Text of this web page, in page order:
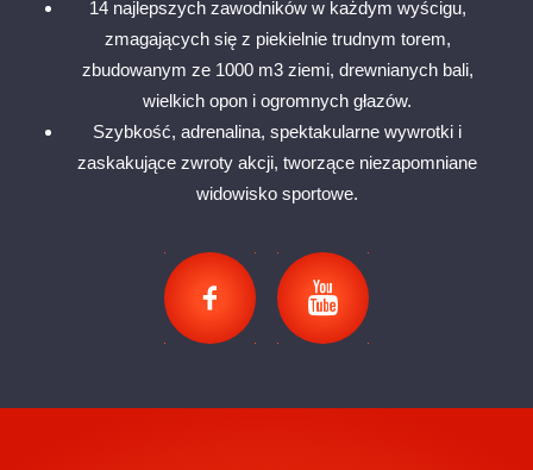
14 najlepszych zawodników w każdym wyścigu,
zmagających się z piekielnie trudnym torem,
zbudowanym ze 1000 m3 ziemi, drewnianych bali,
wielkich opon i ogromnych głazów.
Szybkość, adrenalina, spektakularne wywrotki i
zaskakujące zwroty akcji, tworzące niezapomniane
widowisko sportowe.